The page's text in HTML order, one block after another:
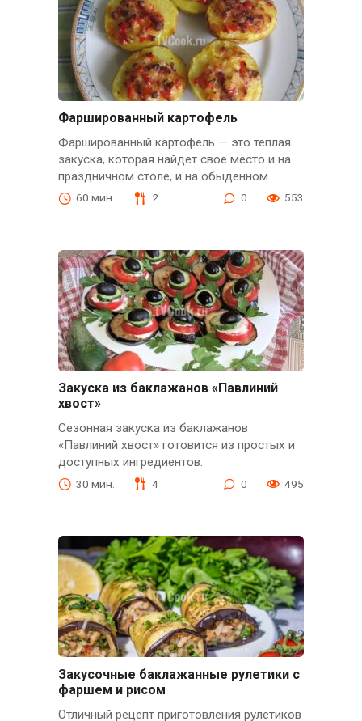
Фаршированный картофель
Фаршированный картофель — это теплая
закуска, которая найдет свое место и на
праздничном столе, и на обыденном.
60 мин. 2 0 553
Закуска из баклажанов «Павлиний
хвост»
Сезонная закуска из баклажанов
«Павлиний хвост» готовится из простых и
доступных ингредиентов.
30 мин. 4 0 495
Закусочные баклажанные рулетики с
фаршем и рисом
Отличный рецепт приготовления рулетиков